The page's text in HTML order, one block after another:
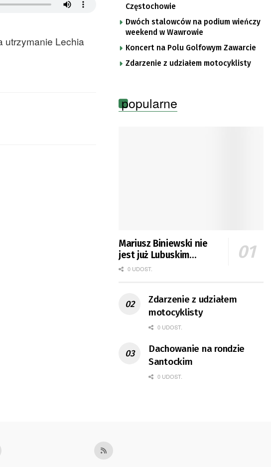
utrzymanie Lechia
Częstochowie
Dwóch stalowców na podium wieńczy
weekend w Wawrowie
Koncert na Polu Golfowym Zawarcie
Zdarzenie z udziałem motocyklisty
popularne
Mariusz Biniewski nie
jest już Lubuskim
Kuratorem Oświaty
0 UDOST.
Zdarzenie z udziałem
motocyklisty
0 UDOST.
Dachowanie na rondzie
Santockim
0 UDOST.